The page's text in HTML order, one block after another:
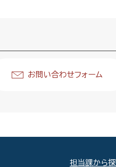
お問い合わせフォーム
担当課から